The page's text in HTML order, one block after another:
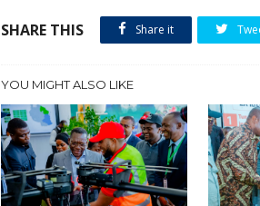
SHARE THIS Share it
YOU MIGHT ALSO LIKE